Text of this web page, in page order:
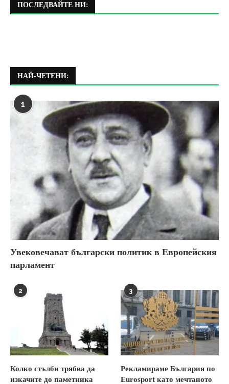
ПОСЛЕДВАЙТЕ НИ:
НАЙ-ЧЕТЕНИ:
1
Увековечават български политик в Европейския
парламент
2
Колко стълби трябва да
изкачите до паметника
3
Рекламираме България по
Eurosport като мечтаното